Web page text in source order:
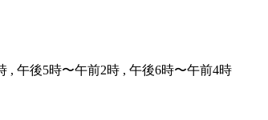
, 午後5時〜午前2時 , 午後6時〜午前4時